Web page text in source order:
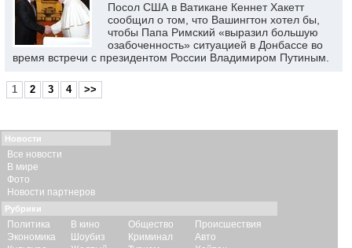
Посол США в Ватикане Кеннет Хакетт
сообщил о том, что Вашингтон хотел бы,
чтобы Папа Римский «выразил большую
озабоченность» ситуацией в Донбассе во
время встречи с президентом России Владимиром Путиным.
1 2 3 4 >>
Новости
Все новости
В мире
Фото
Новости партнеров
Рубрики
Политика
Экономика
В кино
Шоубиз
Общество
Криминал
Происшествия
Авто